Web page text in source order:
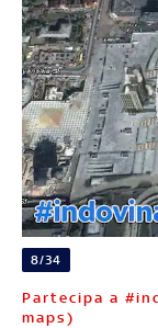
8/34
Partecipa a #indovinalostadio (immagine da google
maps)